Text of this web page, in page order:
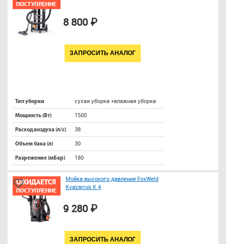
8 800 ₽
ЗАПРОСИТЬ АНАЛОГ
Тип уборки сухая уборка +влажная уборка
Мощность (Вт) 1500
Расход воздуха (л/с) 38
Объем бака (л) 30
Разрежение (мБар) 180
Мойка высокого давления FoxWeld
Kvazarrus K 4
9 280 ₽
ЗАПРОСИТЬ АНАЛОГ